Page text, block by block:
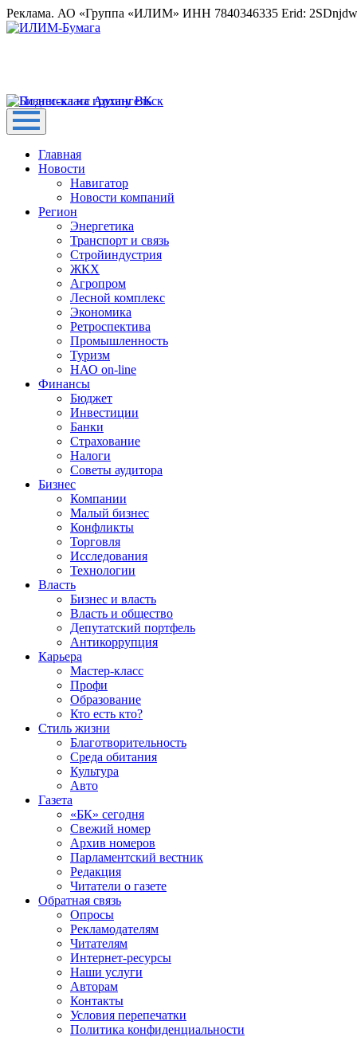
Реклама. АО «Группа «ИЛИМ» ИНН 7840346335 Erid:
Главная
Новости
Навигатор
Новости компаний
Регион
Энергетика
Транспорт и связь
Стройиндустрия
ЖКХ
Агропром
Лесной комплекс
Экономика
Ретроспектива
Промышленность
Туризм
НАО on-line
Финансы
Бюджет
Инвестиции
Банки
Страхование
Налоги
Советы аудитора
Бизнес
Компании
Малый бизнес
Конфликты
Торговля
Исследования
Технологии
Власть
Бизнес и власть
Власть и общество
Депутатский портфель
Антикоррупция
Карьера
Мастер-класс
Профи
Образование
Кто есть кто?
Стиль жизни
Благотворительность
Среда обитания
Культура
Авто
Газета
«БК» сегодня
Свежий номер
Архив номеров
Парламентский вестник
Редакция
Читатели о газете
Обратная связь
Опросы
Рекламодателям
Читателям
Интернет-ресурсы
Наши услуги
Авторам
Контакты
Условия перепечатки
Политика конфиденциальности